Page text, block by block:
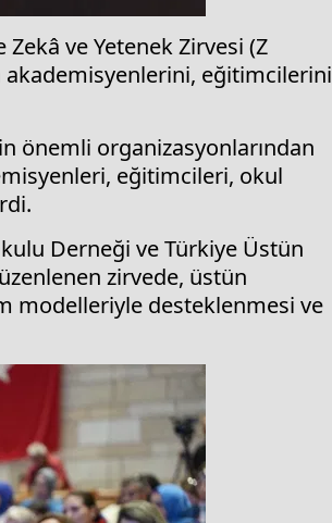
ve Yetenek Zirvesi (Z
akademisyenlerini, eğitimcilerini
önemli organizasyonlarından
eğitimcileri, okul
Derneği ve Türkiye Üstün
zirvede, üstün
modelleriyle desteklenmesi ve